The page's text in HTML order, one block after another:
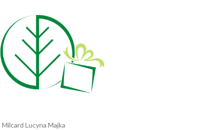
Milcard Lucyna Majka